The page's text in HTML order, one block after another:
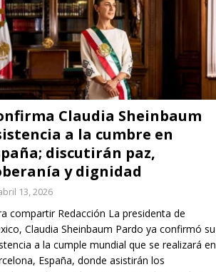
Claudia Sheinbaum
a la cumbre en
discutirán paz,
y dignidad
13, 2026
compartir Redacción La presidenta de
Claudia Sheinbaum Pardo ya confirmó su
a la cumple mundial que se realizará en
España, donde asistirán los